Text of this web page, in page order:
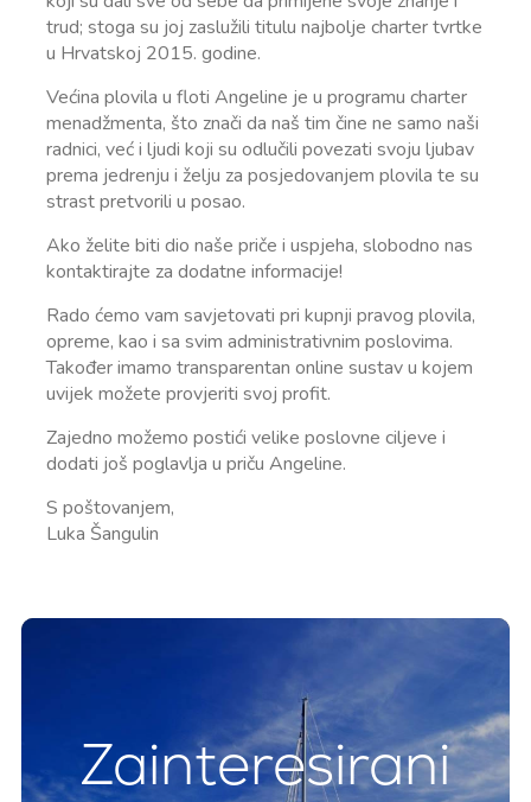
trud; stoga su joj zaslužili titulu najbolje charter tvrtke
u Hrvatskoj 2015. godine.
Većina plovila u floti Angeline je u programu charter
menadžmenta, što znači da naš tim čine ne samo naši
radnici, već i ljudi koji su odlučili povezati svoju ljubav
prema jedrenju i želju za posjedovanjem plovila te su
strast pretvorili u posao.
Ako želite biti dio naše priče i uspjeha, slobodno nas
kontaktirajte za dodatne informacije!
Rado ćemo vam savjetovati pri kupnji pravog plovila,
opreme, kao i sa svim administrativnim poslovima.
Također imamo transparentan online sustav u kojem
uvijek možete provjeriti svoj profit.
Zajedno možemo postići velike poslovne ciljeve i
dodati još poglavlja u priču Angeline.
S poštovanjem,
Luka Šangulin
Zainteresirani